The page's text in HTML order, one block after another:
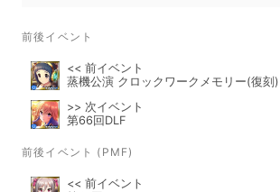
前後イベント
<< 前イベント
蒸機公演 クロックワークメモリー(復刻)
>> 次イベント
第66回DLF
前後イベント (PMF)
<< 前イベント